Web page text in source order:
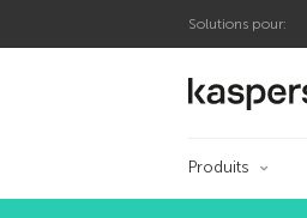
Solutions pour:
Produits